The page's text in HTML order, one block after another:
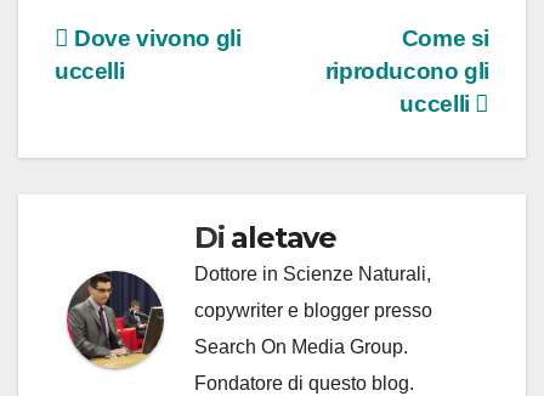
Navigazione
Come si
riproducono gli
uccelli
Dove vivono gli
uccelli
Di aletave
Dottore in Scienze Naturali,
copywriter e blogger presso
Search On Media Group.
Fondatore di questo blog.